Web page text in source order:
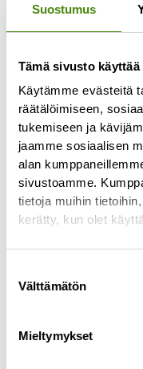
Suostumus
Tämä sivusto käyttää
Käytämme evästeitä
räätälöimiseen,
tukemiseen ja
jaamme sosiaalisen
alan
sivustoamme.
tietoja muihin
kerätty, kun olet
valinta
Välttämätön
Mieltymykset
-25 °C
5.1.2026
Turvallisuuden ja
lajittelupiha